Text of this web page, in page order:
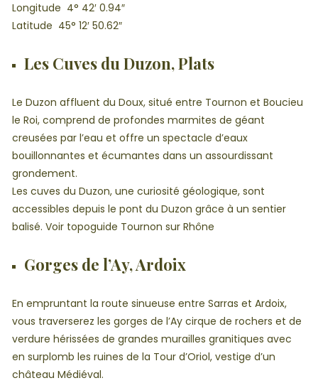
Longitude 4° 42′ 0.94″
Latitude 45° 12′ 50.62″
Les Cuves du Duzon, Plats
Le Duzon affluent du Doux, situé entre Tournon et Boucieu
le Roi, comprend de profondes marmites de géant
creusées par l’eau et offre un spectacle d’eaux
bouillonnantes et écumantes dans un assourdissant
grondement.
Les cuves du Duzon, une curiosité géologique, sont
accessibles depuis le pont du Duzon grâce à un sentier
balisé. Voir topoguide Tournon sur Rhône
Gorges de l’Ay, Ardoix
En empruntant la route sinueuse entre Sarras et Ardoix,
vous traverserez les gorges de l’Ay cirque de rochers et de
verdure hérissées de grandes murailles granitiques avec
en surplomb les ruines de la Tour d’Oriol, vestige d’un
château Médiéval.